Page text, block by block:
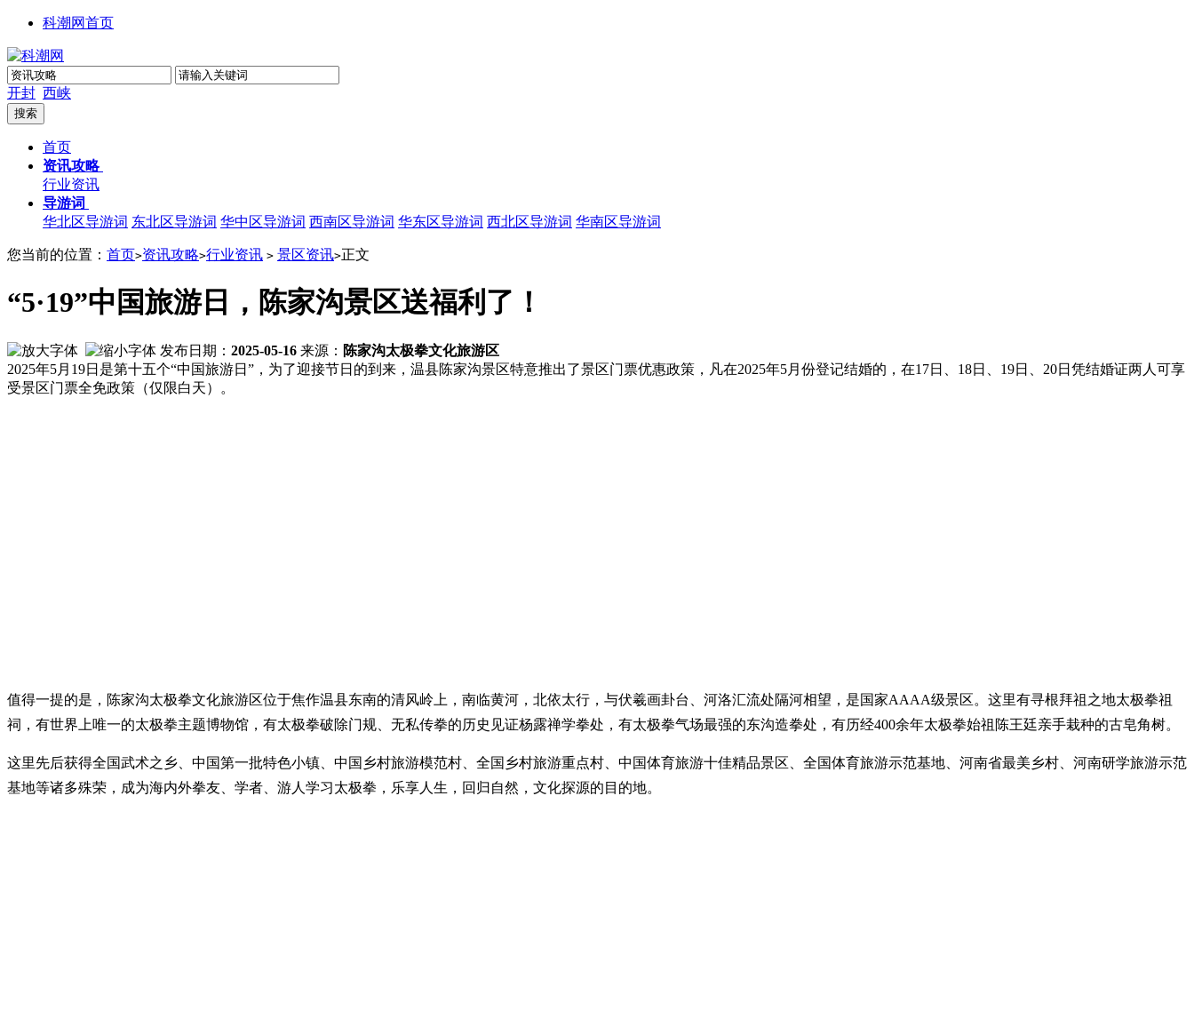
科潮网首页
开封 西峡
首页
资讯攻略
行业资讯
导游词
华北区导游词 东北区导游词 华中区导游词 西南区导游词 华东区导游词 西北区导游词 华南区导游词
您当前的位置： 首页>资讯攻略>行业资讯 > 景区资讯>正文
“5·19”中国旅游日，陈家沟景区送福利了！
发布日期： 2025-05-16 来源： 陈家沟太极拳文化旅游区
2025年5月19日是第十五个“中国旅游日”，为了迎接节日的到来，温县陈家沟景区特意推出了景区门票优惠政策，凡在2025年5月份登记结婚的，在17日、18日、19日、20日凭结婚证两人可享
受景区门票全免政策（仅限白天）。
值得一提的是，陈家沟太极拳文化旅游区位于焦作温县东南的清风岭上，南临黄河，北依太行，与伏羲画卦台、河洛汇流处隔河相望，是国家AAAA级景区。这里有寻根拜祖之地太极拳祖
祠，有世界上唯一的太极拳主题博物馆，有太极拳破除门规、无私传拳的历史见证杨露禅学拳处，有太极拳气场最强的东沟造拳处，有历经400余年太极拳始祖陈王廷亲手栽种的古皂角树。
这里先后获得全国武术之乡、中国第一批特色小镇、中国乡村旅游模范村、全国乡村旅游重点村、中国体育旅游十佳精品景区、全国体育旅游示范基地、河南省最美乡村、河南研学旅游示范
基地等诸多殊荣，成为海内外拳友、学者、游人学习太极拳，乐享人生，回归自然，文化探源的目的地。